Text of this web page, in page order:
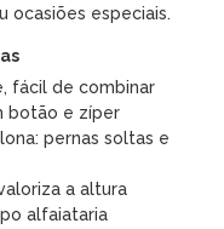
ocasiões especiais.
fácil de combinar
botão e zíper
pernas soltas e
a altura
alfaiataria